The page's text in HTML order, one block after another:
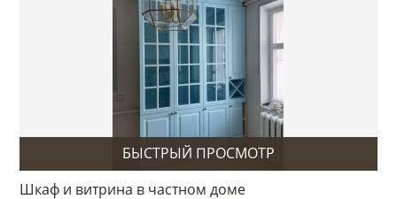
БЫСТРЫЙ ПРОСМОТР
Шкаф и витрина в частном доме